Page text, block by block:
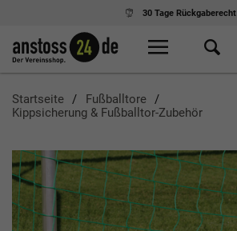
30 Tage Rückgaberecht
Startseite
Fußballtore
Kippsicherung & Fußballtor-Zubehör